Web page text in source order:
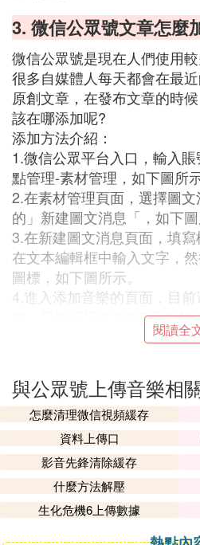
3. 微信公眾號文章怎麼
微信公眾號是現在人們使用
很多自媒體人每天都會在最
原創文章，在發布文章的時
該在哪添加呢?
添加方法介紹：
1.微信公眾平台入口，輸入賬
點管理-素材管理，如下圖所示
2.在素材管理頁面，選擇圖
的」新建圖文消息「，如下圖
3.在新建圖文消息頁面，填寫
在文本編輯框中輸入文字，
圖標，如下圖所示。
4.進入添加音樂的頁面，目
樂，只能選擇來自QQ音樂的
搜索框中，輸入歌名或者作
5.然後在內容編輯框中，可以
如下圖所示。
6.內容確認好之後，點底部
的編輯了，以後群發即可了
4. 微信公眾號怎麼添加
微信公眾號添加自己的音樂方
閱讀全
與公眾號上傳音樂相
怎麼清理微信視頻緩存
資料上傳口
影音先鋒清除緩存
什麼方法解壓
生化危機6上傳數據